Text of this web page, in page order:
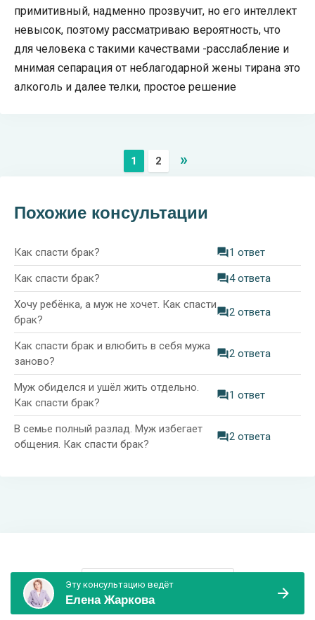
примитивный, надменно прозвучит, но его интеллект
невысок, поэтому рассматриваю вероятность, что
для человека с такими качествами -расслабление и
мнимая сепарация от неблагодарной жены тирана это
алкоголь и далее телки, простое решение
1 2 »
Похожие консультации
Как спасти брак? 1 ответ
Как спасти брак? 4 ответа
Хочу ребёнка, а муж не хочет. Как спасти
брак?
2 ответа
Как спасти брак и влюбить в себя мужа
заново?
2 ответа
Муж обиделся и ушёл жить отдельно.
Как спасти брак?
1 ответ
В семье полный разлад. Муж избегает
общения. Как спасти брак?
2 ответа
Эту консультацию ведёт
Елена Жаркова